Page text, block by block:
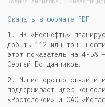
Ксения Анпилова,
Скачать в формате PDF
1. НК «Роснефть»
добыть 112 млн тонн
этот показатель на 4-5%
Сергей Богданчиков.
2. Министерство связи и
поддерживает идею
«Ростелеком» и ОАО